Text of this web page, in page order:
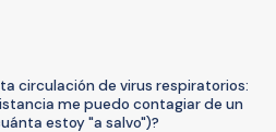
circulación de virus respiratorios:
me puedo contagiar de un
estoy "a salvo")?